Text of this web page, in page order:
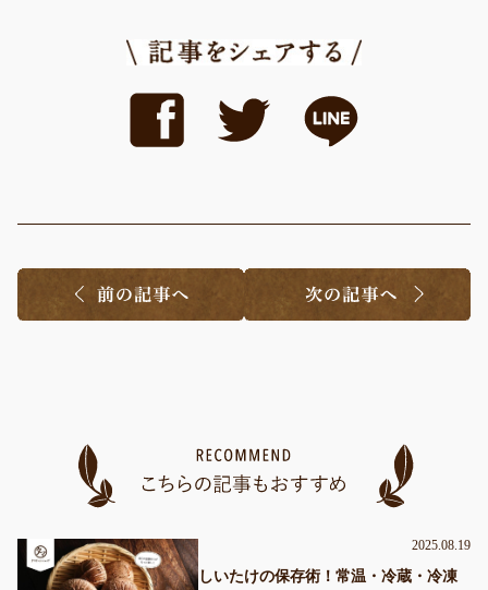
2025.08.19
しいたけの保存術！常温・冷蔵・冷凍